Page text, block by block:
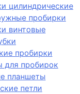
цилиндрические
пробирки
винтовые
пробирки
для пробирок
планшеты
петли